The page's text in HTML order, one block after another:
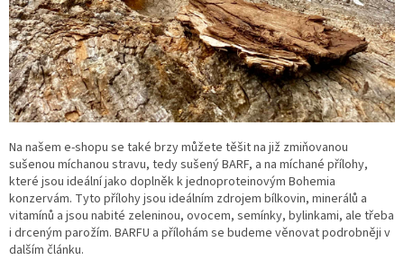
Na našem e-shopu se také brzy můžete těšit na již zmiňovanou
sušenou míchanou stravu, tedy sušený BARF, a na míchané přílohy,
které jsou ideální jako doplněk k jednoproteinovým Bohemia
konzervám. Tyto přílohy jsou ideálním zdrojem bílkovin, minerálů a
vitamínů a jsou nabité zeleninou, ovocem, semínky, bylinkami, ale třeba
i drceným parožím. BARFU a přílohám se budeme věnovat podrobněji v
dalším článku.